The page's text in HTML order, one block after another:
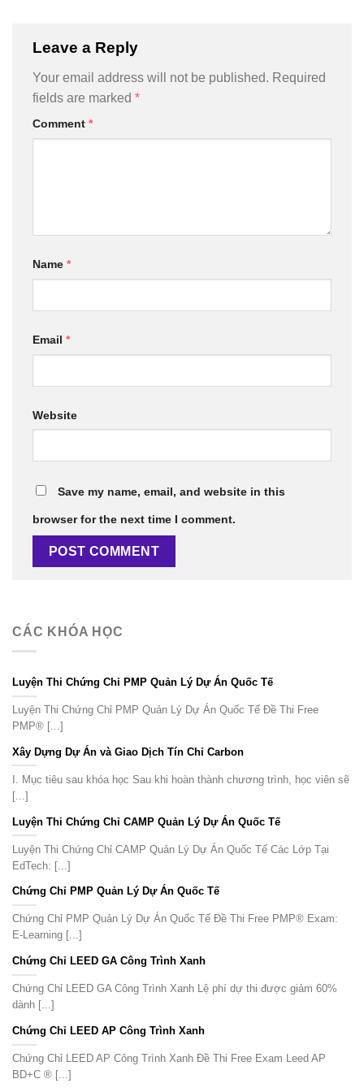
Leave a Reply
Your email address will not be published. Required
fields are marked *
Comment *
Name *
Email *
Website
Save my name, email, and website in this
browser for the next time I comment.
CÁC KHÓA HỌC
Luyện Thi Chứng Chỉ PMP Quản Lý Dự Án Quốc Tế
Luyện Thi Chứng Chỉ PMP Quản Lý Dự Án Quốc Tế Đề Thi Free
PMP® [...]
Xây Dựng Dự Án và Giao Dịch Tín Chỉ Carbon
I. Mục tiêu sau khóa học Sau khi hoàn thành chương trình, học viên sẽ
[...]
Luyện Thi Chứng Chỉ CAMP Quản Lý Dự Án Quốc Tế
Luyện Thi Chứng Chỉ CAMP Quản Lý Dự Án Quốc Tế Các Lớp Tại
EdTech: [...]
Chứng Chỉ PMP Quản Lý Dự Án Quốc Tế
Chứng Chỉ PMP Quản Lý Dự Án Quốc Tế Đề Thi Free PMP® Exam:
E-Learning [...]
Chứng Chỉ LEED GA Công Trình Xanh
Chứng Chỉ LEED GA Công Trình Xanh Lệ phí dự thi được giảm 60%
dành [...]
Chứng Chỉ LEED AP Công Trình Xanh
Chứng Chỉ LEED AP Công Trình Xanh Đề Thi Free Exam Leed AP
BD+C ® [...]